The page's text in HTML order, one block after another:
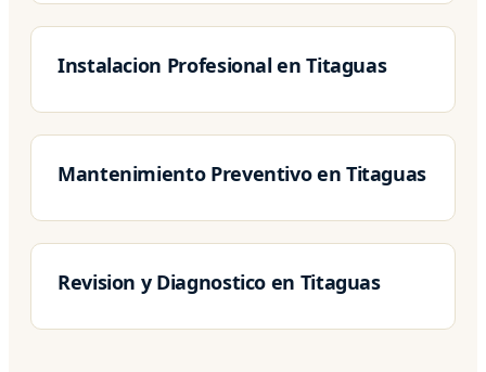
Instalacion Profesional en Titaguas
Mantenimiento Preventivo en Titaguas
Revision y Diagnostico en Titaguas